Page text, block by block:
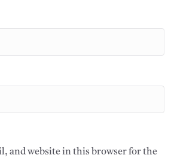
and website in this browser for the